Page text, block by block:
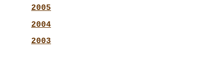
2005
2004
2003